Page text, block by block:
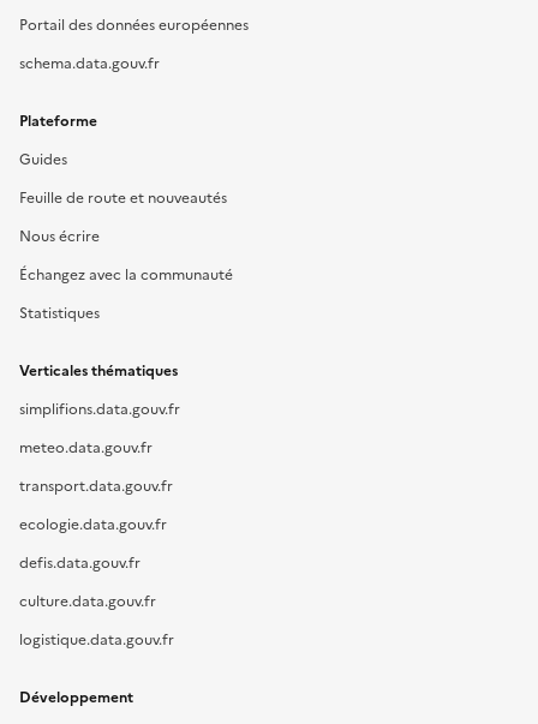
Portail des données européennes
schema.data.gouv.fr
Plateforme
Guides
Feuille de route et nouveautés
Nous écrire
Échangez avec la communauté
Statistiques
Verticales thématiques
simplifions.data.gouv.fr
meteo.data.gouv.fr
transport.data.gouv.fr
ecologie.data.gouv.fr
defis.data.gouv.fr
culture.data.gouv.fr
logistique.data.gouv.fr
Développement